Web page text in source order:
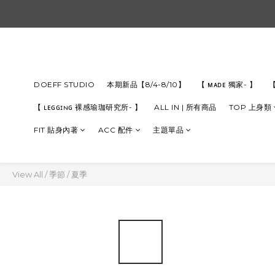
DOEFF STUDIO 本期新品【8/4-8/10】 【 ᴍᴀᴅᴇ 獨家- 】
【 ʟᴇɢɢɪɴɢ 裸感瑜珈研究所- 】 ALL IN | 所有商品 TOP 上身類
FIT 貼身內著 ACC 配件 主題單品
View All /季節 /夏季